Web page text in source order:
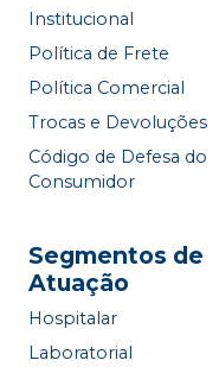
Institucional
Política de Frete
Política Comercial
Trocas e Devoluções
Código de Defesa do
Consumidor
Segmentos de
Atuação
Hospitalar
Laboratorial